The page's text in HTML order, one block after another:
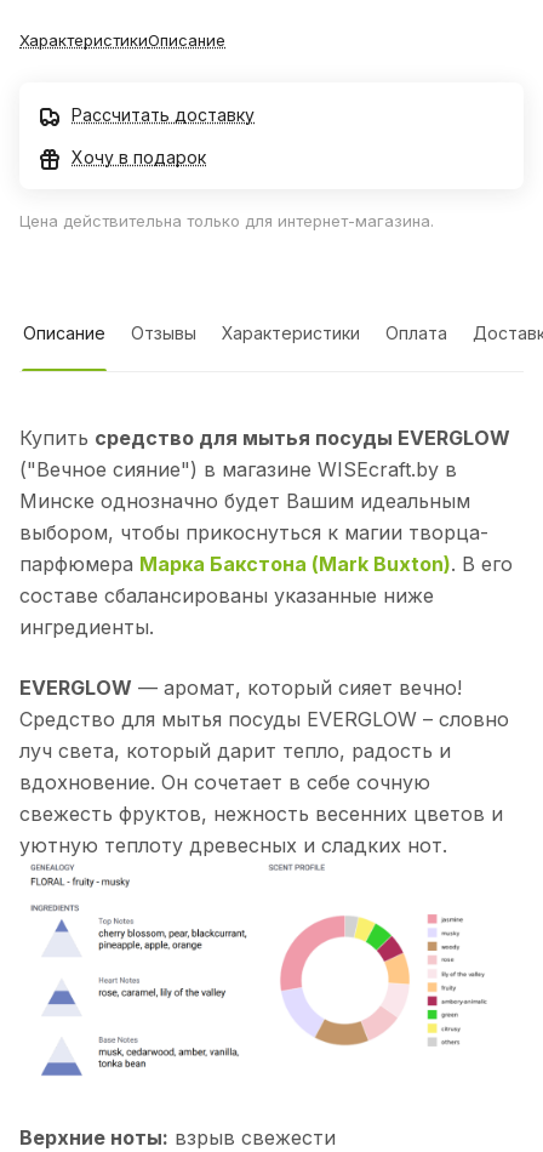
ХарактеристикиОписание
Рассчитать доставку
Хочу в подарок
Цена действительна только для интернет-магазина.
Описание Отзывы Характеристики Оплата
Купить средство для мытья посуды EVERGLOW
("Вечное сияние") в магазине WISEcraft.by в
Минске однозначно будет Вашим идеальным
выбором, чтобы прикоснуться к магии творца-
парфюмера Марка Бакстона (Mark Buxton). В его
составе сбалансированы указанные ниже
ингредиенты.
EVERGLOW — аромат, который сияет вечно!
Средство для мытья посуды EVERGLOW – словно
луч света, который дарит тепло, радость и
вдохновение. Он сочетает в себе сочную
свежесть фруктов, нежность весенних цветов и
уютную теплоту древесных и сладких нот.
Верхние ноты: взрыв свежести